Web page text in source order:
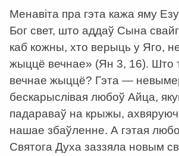
Менавіта пра гэта кажа яму
Бог свет, што аддаў Сына
каб кожны, хто верыць у Яго,
жыццё вечнае» (Ян 3, 16). Што
вечнае жыццё? Гэта —
бескарыслівая любоў Айца,
падараваў на крыжы,
нашае збаўленне. А гэтая
Святога Духа заззяла новым